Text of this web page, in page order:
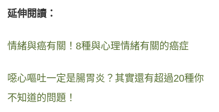
延伸閱讀：
情緒與癌有關！8種與心理情緒有關的癌症
噁心嘔吐一定是腸胃炎？其實還有超過20種你
不知道的問題！